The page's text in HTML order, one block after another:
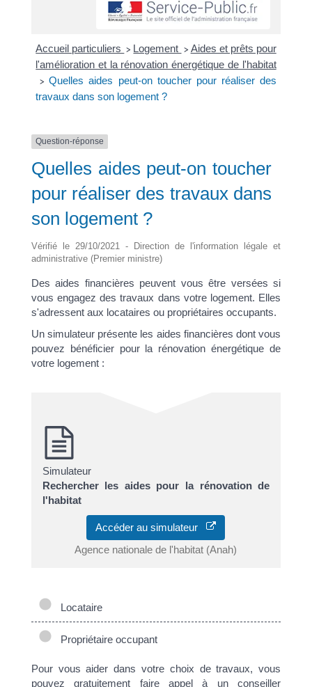
Accueil particuliers > Logement > Aides et prêts pour
l'amélioration et la rénovation énergétique de l'habitat
> Quelles aides peut-on toucher pour réaliser des
travaux dans son logement ?
Question-réponse
Quelles aides peut-on toucher
pour réaliser des travaux dans
son logement ?
Vérifié le 29/10/2021 - Direction de l'information légale et
administrative (Premier ministre)
Des aides financières peuvent vous être versées si
vous engagez des travaux dans votre logement. Elles
s'adressent aux locataires ou propriétaires occupants.
Un simulateur présente les aides financières dont vous
pouvez bénéficier pour la rénovation énergétique de
votre logement :
Simulateur
Rechercher les aides pour la rénovation de
l'habitat
Accéder au simulateur
Agence nationale de l'habitat (Anah)
Locataire
Propriétaire occupant
Pour vous aider dans votre choix de travaux, vous
pouvez gratuitement faire appel à un conseiller